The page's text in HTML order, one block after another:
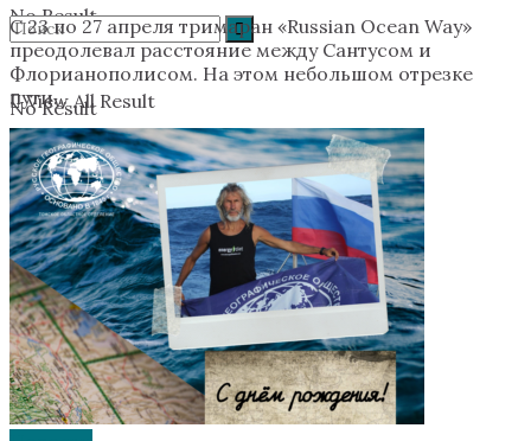
No Result
View All Result
No Result
View All Result
С 23 по 27 апреля тримаран «Russian Ocean Way»
преодолевал расстояние между Сантусом и
Флорианополисом. На этом небольшом отрезке
пути...